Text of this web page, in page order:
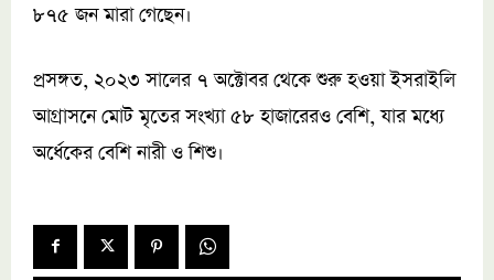
৮৭৫ জন মারা গেছেন।
প্রসঙ্গত, ২০২৩ সালের ৭ অক্টোবর থেকে শুরু হওয়া ইসরাইলি
আগ্রাসনে মোট মৃতের সংখ্যা ৫৮ হাজারেরও বেশি, যার মধ্যে
অর্ধেকের বেশি নারী ও শিশু।